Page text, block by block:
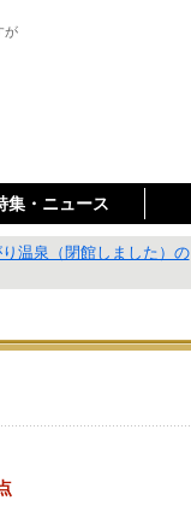
が
集・ニュース
り温泉（閉館しました）の